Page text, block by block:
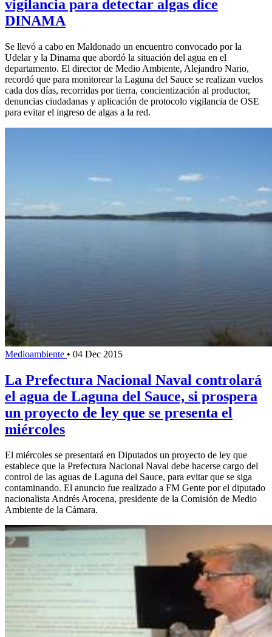
vigilancia para detectar algas dice
DINAMA
Se llevó a cabo en Maldonado un encuentro convocado por la
Udelar y la Dinama que abordó la situación del agua en el
departamento. El director de Medio Ambiente, Alejandro Nario,
recordó que para monitorear la Laguna del Sauce se realizan vuelos
cada dos días, recorridas por tierra, concientización al productor,
denuncias ciudadanas y aplicación de protocolo vigilancia de OSE
para evitar el ingreso de algas a la red.
Medioambiente • 04 Dec 2015
La Prefectura Nacional Naval controlará
el agua de Laguna del Sauce, si prospera
un proyecto de ley que se presenta el
miércoles
El miércoles se presentará en Diputados un proyecto de ley que
establece que la Prefectura Nacional Naval debe hacerse cargo del
control de las aguas de Laguna del Sauce, para evitar que se siga
contaminando. El anuncio fue realizado a FM Gente por el diputado
nacionalista Andrés Arocena, presidente de la Comisión de Medio
Ambiente de la Cámara.